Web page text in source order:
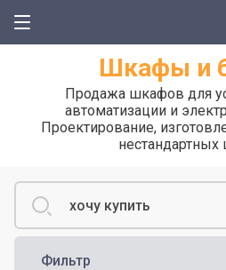
Шкафы и
Продажа шкафов для
автоматизации и
Проектирование,
Фильтр